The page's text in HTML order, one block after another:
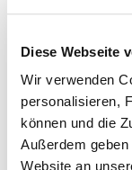
Diese Webseite
Wir verwenden
personalisieren,
können und die
Außerdem
Website an
Merlin